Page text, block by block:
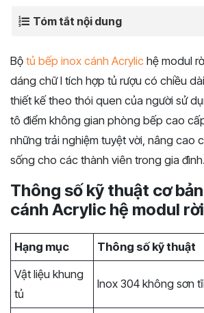
Tóm tắt nội dung
Bộ tủ bếp inox cánh Acrylic hệ modul
dáng chữ I tích hợp tủ rượu có chiều
thiết kế theo thói quen của người sử
tô điểm không gian phòng bếp cao
những trải nghiệm tuyệt vời, nâng cao
sống cho các thành viên trong gia đình.
Thông số kỹ thuật cơ
cánh Acrylic hệ modul
Hạng mục
Thông số kỹ thuật
Vật liệu khung
tủ
Inox 304 không sơn